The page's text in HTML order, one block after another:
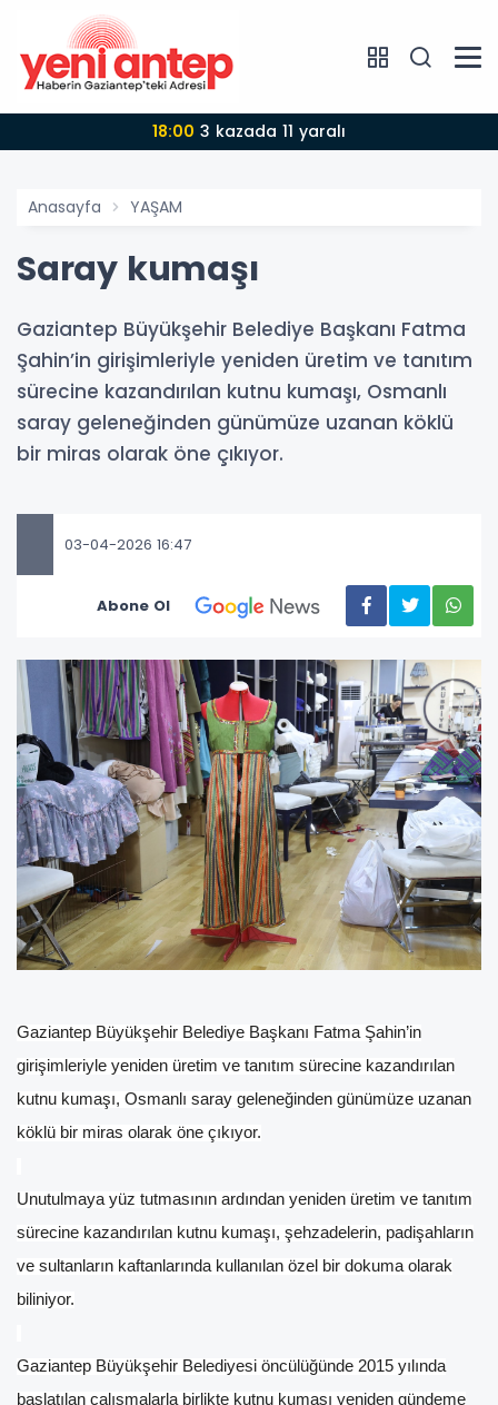
18:00 3 kazada 11 yaralı
Anasayfa YAŞAM
Saray kumaşı
Gaziantep Büyükşehir Belediye Başkanı Fatma
Şahin’in girişimleriyle yeniden üretim ve tanıtım
sürecine kazandırılan kutnu kumaşı, Osmanlı
saray geleneğinden günümüze uzanan köklü
bir miras olarak öne çıkıyor.
03-04-2026 16:47
Abone Ol
Gaziantep Büyükşehir Belediye Başkanı Fatma Şahin’in
girişimleriyle yeniden üretim ve tanıtım sürecine kazandırılan
kutnu kumaşı, Osmanlı saray geleneğinden günümüze uzanan
köklü bir miras olarak öne çıkıyor.
Unutulmaya yüz tutmasının ardından yeniden üretim ve tanıtım
sürecine kazandırılan kutnu kumaşı, şehzadelerin, padişahların
ve sultanların kaftanlarında kullanılan özel bir dokuma olarak
biliniyor.
Gaziantep Büyükşehir Belediyesi öncülüğünde 2015 yılında
başlatılan çalışmalarla birlikte kutnu kumaşı yeniden gündeme